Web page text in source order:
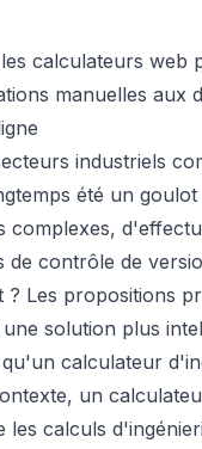
calculateurs web
manuelles aux
industriels
été un
complexes,
de contrôle de
? Les propositions
solution plus
calculateur
un
les calculs